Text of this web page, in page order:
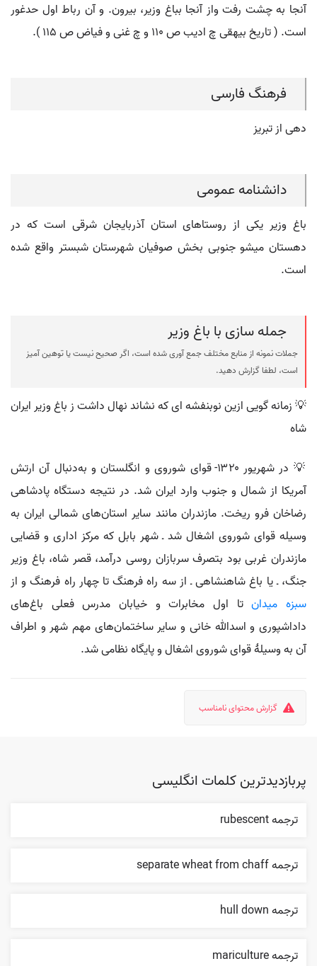
آنجا به چشت رفت واز آنجا بباغ وزیر، بیرون. و آن رباط اول حدغور
است. ( تاریخ بیهقی چ ادیب ص 110 و چ غنی و فیاض ص 115 ).
فرهنگ فارسی
دهی از تبریز
دانشنامه عمومی
باغ وزیر یکی از روستاهای استان آذربایجان شرقی است که در
دهستان میشو جنوبی بخش صوفیان شهرستان شبستر واقع شده
است.
جمله سازی با باغ وزیر
جملات نمونه از منابع مختلف جمع آوری شده است، اگر صحیح نیست یا توهین آمیز
است، لطفا گزارش دهید.
💡 زمانه گویی ازین نوبنفشه ای که نشاند نهال داشت ز باغ وزیر ایران
شاه
💡 در شهریور ۱۳۲۰- قوای شوروی و انگلستان و به‌دنبال آن ارتش
آمریکا از شمال و جنوب وارد ایران شد. در نتیجه دستگاه پادشاهی
رضاخان فرو ریخت. مازندران مانند سایر استان‌های شمالی ایران به
وسیله قوای شوروی اشغال شد ـ شهر بابل که مرکز اداری و قضایی
مازندران غربی بود بتصرف سربازان روسی درآمد، قصر شاه، باغ وزیر
جنگ، ـ یا باغ شاهنشاهی ـ از سه راه فرهنگ تا چهار راه فرهنگ و از
سبزه میدانتا اول مخابرات و خیابان مدرس فعلی باغ‌های
داداشپوری و اسدالله خانی و سایر ساختمان‌های مهم شهر و اطراف
آن به وسیلهٔ قوای شوروی اشغال و پایگاه نظامی شد.
گزارش محتوای نامناسب
پربازدیدترین کلمات انگلیسی
ترجمه rubescent
ترجمه separate wheat from chaff
ترجمه hull down
ترجمه mariculture